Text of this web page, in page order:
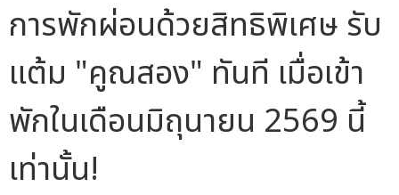
การพักผ่อนด้วยสิทธิพิเศษ รับ
แต้ม "คูณสอง" ทันที เมื่อเข้า
พักในเดือนมิถุนายน 2569 นี้
เท่านั้น!